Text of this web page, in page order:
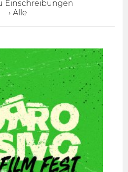
Einschreibungen
› Alle